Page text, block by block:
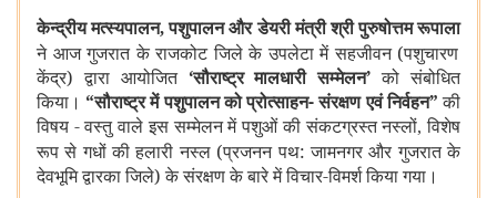
केन्द्रीय मत्स्यपालन,पशुपालन और डेयरी मंत्रीश्री पुरुषोत्तम रूपाला
ने आज गुजरात के राजकोट जिले के उपलेटा में सहजीवन (पशुचारण
केंद्र) द्वारा आयोजित ‘सौराष्ट्र मालधारी सम्मेलन’ को संबोधित
किया। “सौराष्ट्र में पशुपालन को प्रोत्साहन- संरक्षण एवं निर्वहन”की
विषय - वस्तु वाले इस सम्मेलन में पशुओं की संकटग्रस्त नस्लों,विशेष
रूप से गधों की हलारी नस्ल (प्रजनन पथ: जामनगर और गुजरात के
देवभूमि द्वारका जिले) के संरक्षण के बारे में विचार-विमर्श किया गया।